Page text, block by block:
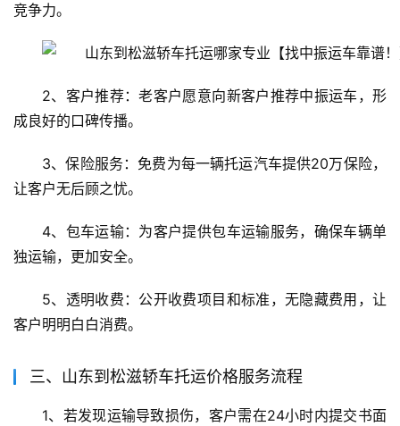
竞争力。
2、客户推荐：老客户愿意向新客户推荐中振运车，形
成良好的口碑传播。
3、保险服务：免费为每一辆托运汽车提供20万保险，
让客户无后顾之忧。
4、包车运输：为客户提供包车运输服务，确保车辆单
独运输，更加安全。
5、透明收费：公开收费项目和标准，无隐藏费用，让
客户明明白白消费。
三、山东到松滋轿车托运价格服务流程
1、若发现运输导致损伤，客户需在24小时内提交书面